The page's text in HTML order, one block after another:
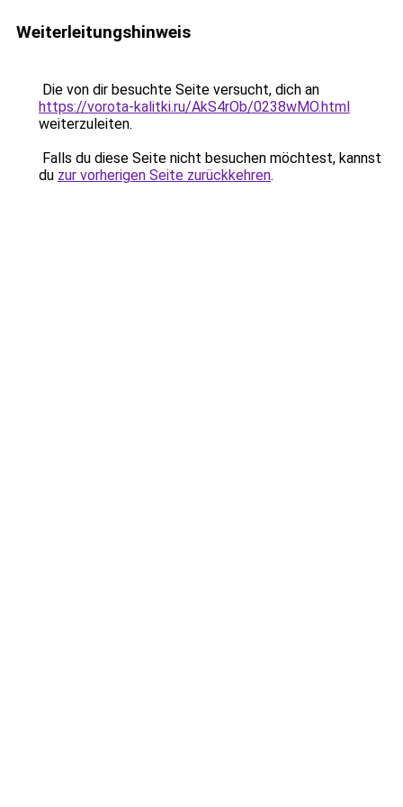
Weiterleitungshinweis
Die von dir besuchte Seite versucht, dich an
https://vorota-kalitki.ru/AkS4rOb/0238wMO.html
weiterzuleiten.
Falls du diese Seite nicht besuchen möchtest, kannst
du zur vorherigen Seite zurückkehren.